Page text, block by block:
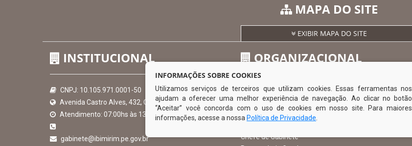
MAPA DO SITE
EXIBIR MAPA DO SITE
INSTITUCIONAL
CNPJ: 10.105.971.0001-50
Avenida Castro Alves, 432, Centro - CEP: 56-580-000
Atendimento: 07:00hs às 13:00hs
gabinete@ibimirim.pe.gov.br
ORGANIZACIONAL
O Prefeito
Vice Prefeito
Ouvidoria Municipal
Chefe de Gabinete
INFORMAÇÕES SOBRE COOKIES
Utilizamos serviços de terceiros que utilizam cookies. Essas ferramentas nos
ajudam a oferecer uma melhor experiência de navegação. Ao clicar no botão
“Aceitar” você concorda com o uso de cookies em nosso site. Para maiores
informações, acesse a nossa Política de Privacidade